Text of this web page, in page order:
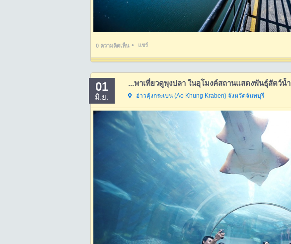
0ความคิดเห็น• แชร์
01
มิ.ย. อ่าวคุ้งกระเบน (Ao Khung Kraben)จังหวัดจันทบุรี